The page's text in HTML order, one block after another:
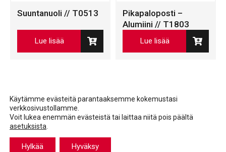
Suuntanuoli // T0513
Lue lisää
Pikapaloposti –
Alumiini // T1803
Lue lisää
Käytämme evästeitä parantaaksemme kokemustasi
verkkosivustollamme.
Voit lukea enemmän evästeistä tai laittaa niitä pois päältä
asetuksista
Hyväksy
Hylkää